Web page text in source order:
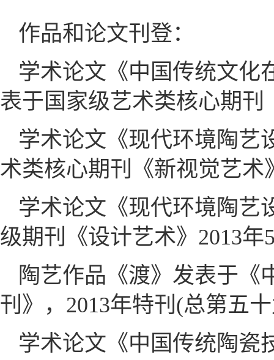
作品和论文刊登：
学术论文《中国传统文化
表于国家级艺术类核心期刊
学术论文《现代环境陶艺
术类核心期刊《新视觉艺术
学术论文《现代环境陶艺
级期刊《设计艺术》2013年
陶艺作品《渡》发表于
刊》，2013年特刊(总第五
学术论文《中国传统陶瓷